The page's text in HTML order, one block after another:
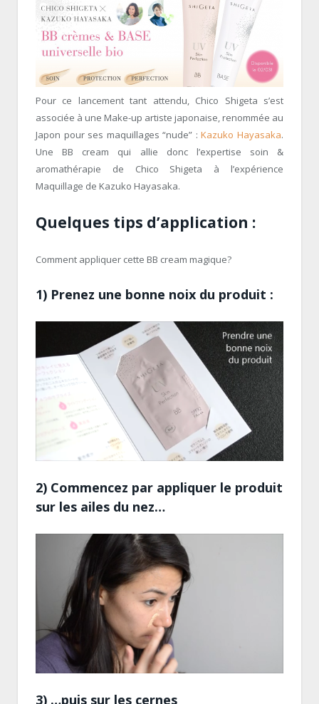
Pour ce lancement tant attendu, Chico Shigeta s’est
associée à une Make-up artiste japonaise, renommée au
Japon pour ses maquillages “nude” :Kazuko Hayasaka.
Une BB cream qui allie donc l’expertise soin &
aromathérapie de Chico Shigeta à l’expérience
Maquillage de Kazuko Hayasaka.
Quelques tips d’application :
Comment appliquer cette BB cream magique?
1) Prenez une bonne noix du produit :
2) Commencez par appliquer le produit
sur les ailes du nez…
3) …puis sur les cernes